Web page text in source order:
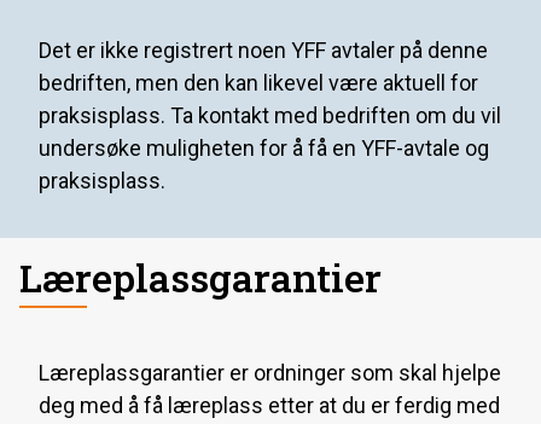
Det er ikke registrert noen YFF avtaler på denne
bedriften, men den kan likevel være aktuell for
praksisplass. Ta kontakt med bedriften om du vil
undersøke muligheten for å få en YFF-avtale og
praksisplass.
Læreplassgarantier
Læreplassgarantier er ordninger som skal hjelpe
deg med å få læreplass etter at du er ferdig med